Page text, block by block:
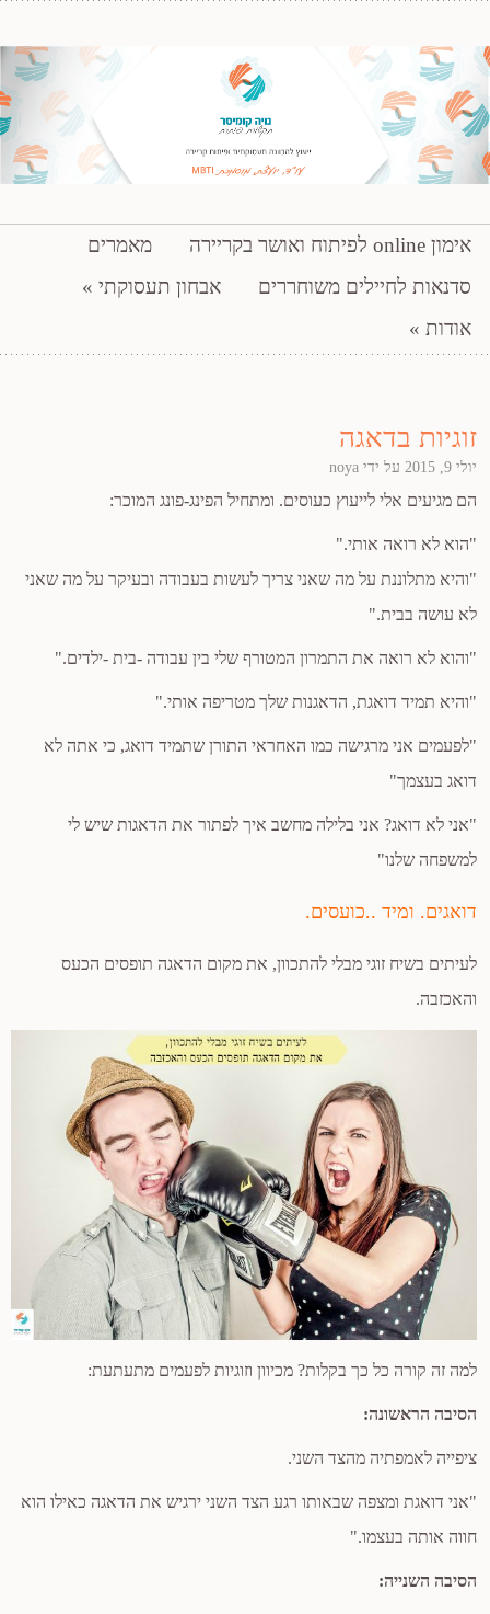
נויה קומיסר – תקשורת פותרת
דילוג לתוכן
אימון online לפיתוח ואושר בקריירה
מאמרים
סדנאות לחיילים משוחררים
אבחון תעסוקתי
אודות
זוגיות בדאגה
יולי 9, 2015 על ידי noya
הם מגיעים אלי לייעוץ כעוסים. ומתחיל הפינג-פונג המוכר:
"הוא לא רואה אותי."
"והיא מתלוננת על מה שאני צריך לעשות בעבודה ובעיקר על מה שאני
לא עושה בבית."
"והוא לא רואה את התמרון המטורף שלי בין עבודה -בית -ילדים."
"והיא תמיד דואגת, הדאגנות שלך מטריפה אותי."
"לפעמים אני מרגישה כמו האחראי התורן שתמיד דואג, כי אתה לא
דואג בעצמך"
"אני לא דואג? אני בלילה מחשב איך לפתור את הדאגות שיש לי
למשפחה שלנו"
דואגים. ומיד ..כועסים.
לעיתים בשיח זוגי מבלי להתכוון, את מקום הדאגה תופסים הכעס
והאכזבה.
למה זה קורה כל כך בקלות? מכיוון וזוגיות לפעמים מתעתעת:
הסיבה הראשונה:
ציפייה לאמפתיה מהצד השני.
"אני דואגת ומצפה שבאותו רגע הצד השני ירגיש את הדאגה כאילו הוא
חווה אותה בעצמו."
הסיבה השנייה: